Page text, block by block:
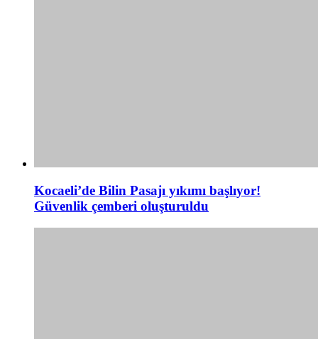
Kocaeli’de Bilin Pasajı yıkımı başlıyor!
Güvenlik çemberi oluşturuldu